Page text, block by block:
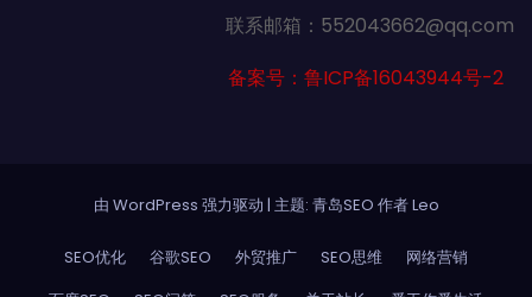
联系邮箱：552043662@qq.com
备案号：鲁ICP备16043944号-2
由 WordPress 强力驱动 | 主题: 青岛SEO 作者Leo
SEO优化 谷歌SEO 外贸推广 SEO思维
网络营销